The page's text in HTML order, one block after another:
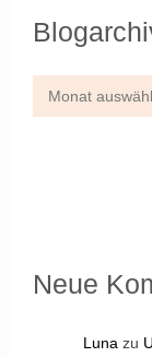
Neue
Lunazu